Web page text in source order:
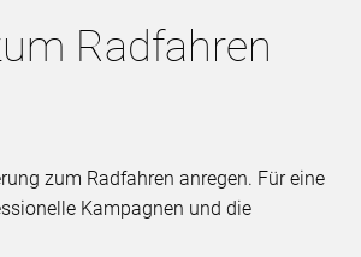
Radfahren
zum Radfahren anregen. Für eine
Kampagnen und die